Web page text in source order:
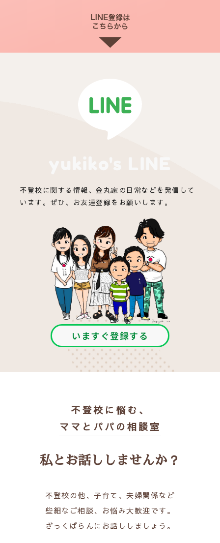
不登校に関する情報、金丸家の日常などを発信して
います。ぜひ、お友達登録をお願いします。
いますぐ登録する
不登校に悩む、
ママとパパの相談室
私とお話ししませんか？
不登校の他、子育て、夫婦関係など
些細なご相談、お悩み大歓迎です。
ざっくばらんにお話ししましょう。